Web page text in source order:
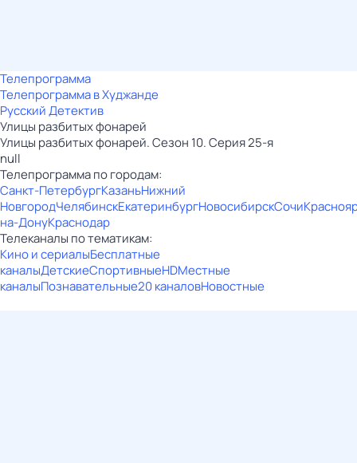
Телепрограмма
Телепрограмма в Худжанде
Русский Детектив
Улицы разбитых фонарей
Улицы разбитых фонарей. Сезон 10. Серия 25-я
null
Телепрограмма по городам:
Санкт-ПетербургКазаньНижний
НовгородЧелябинскЕкатеринбургНовосибирскСочи
на-ДонуКраснодар
Телеканалы по тематикам:
Кино и сериалыБесплатные
каналыДетскиеСпортивныеHDМестные
каналыПознавательные20 каналовНовостные